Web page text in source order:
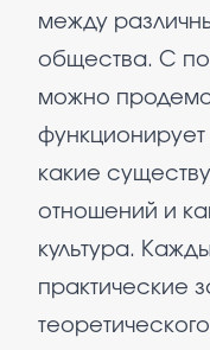
между
общества. С
можно
какие
отношений и
культура.
практические